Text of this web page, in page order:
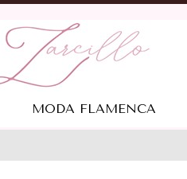
MODA FLAMENCA